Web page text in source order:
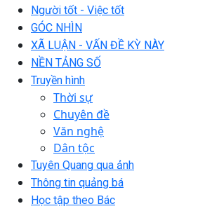
Người tốt - Việc tốt
GÓC NHÌN
XÃ LUẬN - VẤN ĐỀ KỲ NÀY
NỀN TẢNG SỐ
Truyền hình
Thời sự
Chuyên đề
Văn nghệ
Dân tộc
Tuyên Quang qua ảnh
Thông tin quảng bá
Học tập theo Bác